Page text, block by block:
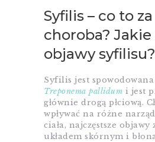
Syfilis – co to za
choroba? Jakie
objawy syfilisu?
Syfilis jest
Treponema pallidum i jest
głównie drogą płciową.
wpływać na różne
ciała, najczęstsze objawy
układem skórnym i